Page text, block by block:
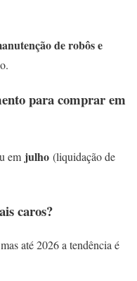
de robôs e
para comprar em
em julho (liquidação de
caros?
até 2026 a tendência é